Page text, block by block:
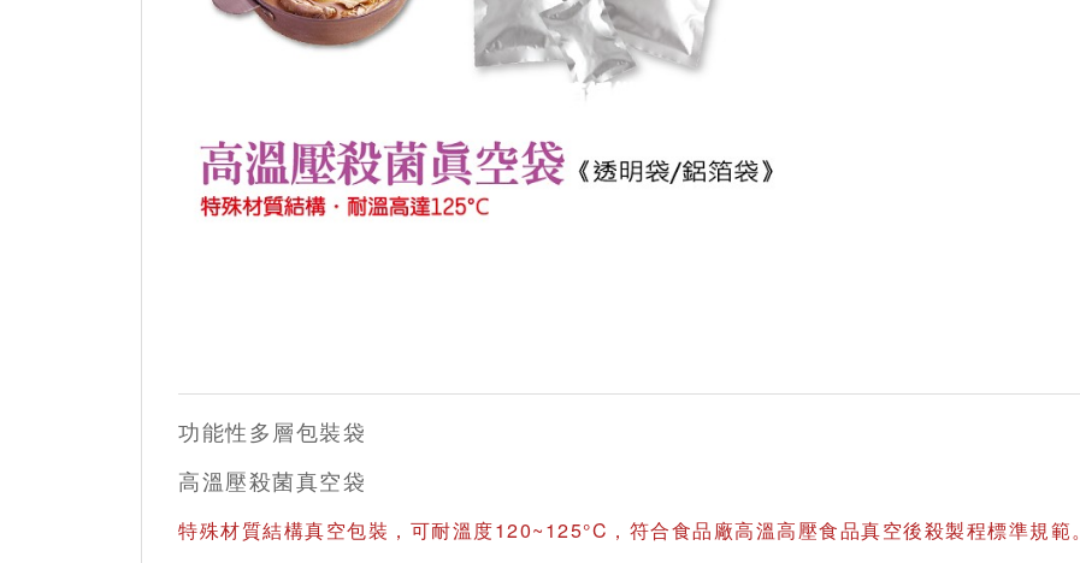
功能性多層包裝袋
高溫壓殺菌真空袋
特殊材質結構真空包裝，可耐溫度120~125°C，符合食品廠高溫高壓食品真空後殺製程標準規範。